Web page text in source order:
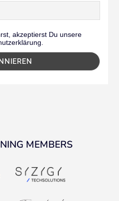
akzeptierst Du unsere
MEMBERS